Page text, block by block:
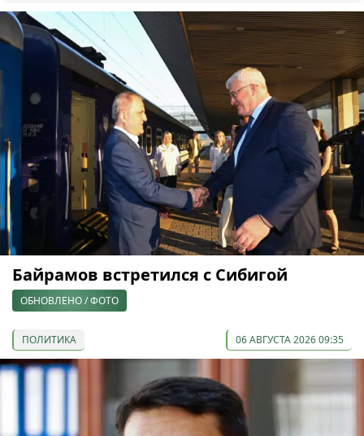
Байрамов встретился с Сибигой
ОБНОВЛЕНО / ФОТО
ПОЛИТИКА 06 АВГУСТА 2026 09:35